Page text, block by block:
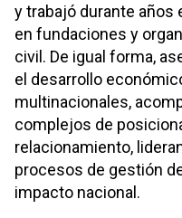
y trabajó durante años
en fundaciones y
civil. De igual forma,
el desarrollo
multinacionales,
complejos de
relacionamiento,
procesos de gestión
impacto nacional.